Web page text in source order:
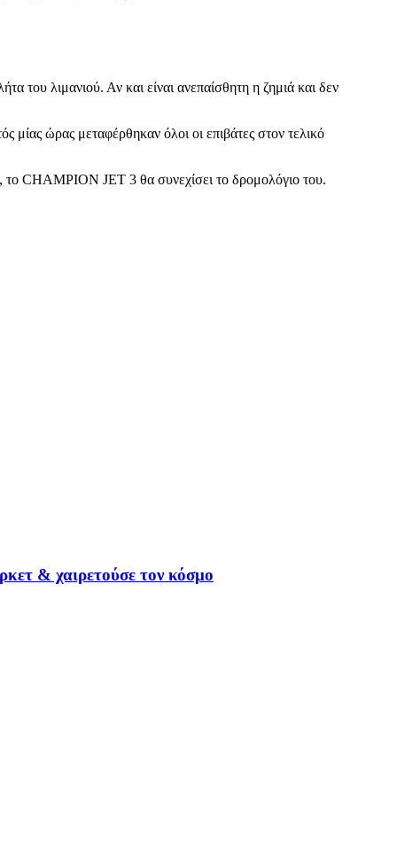
λιμανιού. Αν και είναι ανεπαίσθητη η ζημιά και δεν
ώρας μεταφέρθηκαν όλοι οι επιβάτες στον τελικό
CHAMPION JET 3 θα συνεχίσει το δρομολόγιο του.
& χαιρετούσε τον κόσμο